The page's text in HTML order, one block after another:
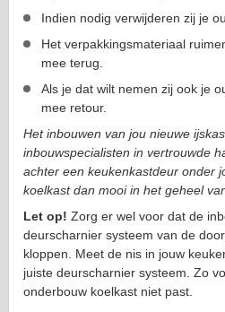
Indien nodig verwijderen zij je
Het verpakkingsmateriaal
mee terug.
Als je dat wilt nemen zij ook je
mee retour.
Het inbouwen van jou nieuwe
inbouwspecialisten in vertrouwde
achter een keukenkastdeur onder
koelkast dan mooi in het geheel
Let op! Zorg er wel voor dat de
deurscharnier systeem van de
kloppen. Meet de nis in jouw
juiste deurscharnier systeem. Zo
onderbouw koelkast niet past.